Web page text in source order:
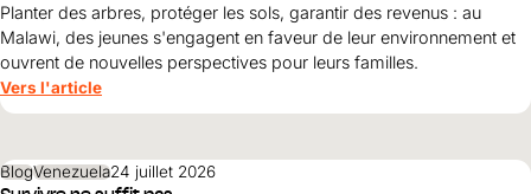
Planter des arbres, protéger les sols, garantir des revenus : au
Malawi, des jeunes s'engagent en faveur de leur environnement et
ouvrent de nouvelles perspectives pour leurs familles.
Vers l'article
BlogVenezuela24 juillet 2026